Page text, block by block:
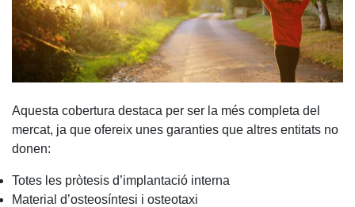
Aquesta cobertura destaca per ser la més completa del
mercat, ja que ofereix unes garanties que altres entitats no
donen:
Totes les pròtesis d’implantació interna
Material d’osteosíntesi i osteotaxi